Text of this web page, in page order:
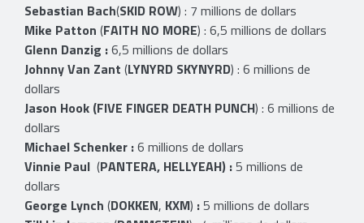
Sebastian Bach(SKID ROW) : 7 millions de dollars
Mike Patton (FAITH NO MORE) : 6,5 millions de dollars
Glenn Danzig :6,5 millions de dollars
Johnny Van Zant (LYNYRD SKYNYRD) : 6 millions de
dollars
Jason Hook (FIVE FINGER DEATH PUNCH) : 6 millions de
dollars
Michael Schenker :6 millions de dollars
Vinnie Paul (PANTERA, HELLYEAH) :5 millions de
dollars
George Lynch (DOKKEN, KXM) :5 millions de dollars